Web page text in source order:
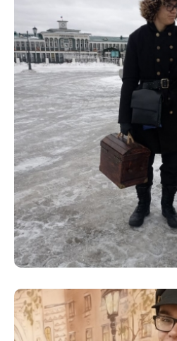
Версия для
ЛИЧНЫЙ